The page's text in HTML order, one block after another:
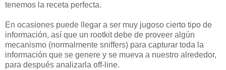
tenemos la receta perfecta.
En ocasiones puede llegar a ser muy jugoso cierto tipo de
información, así que un rootkit debe de proveer algún
mecanismo (normalmente sniffers) para capturar toda la
información que se genere y se mueva a nuestro alrededor,
para después analizarla off-line.